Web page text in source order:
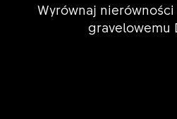
Wyrównaj
gravelowemu